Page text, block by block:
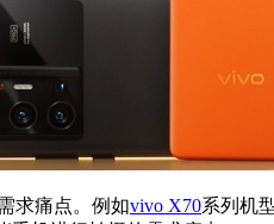
求痛点。例如vivo X70系列机